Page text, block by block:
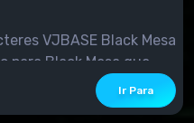
VJBASE Black Mesa
Black Mesa que...
Ir Para